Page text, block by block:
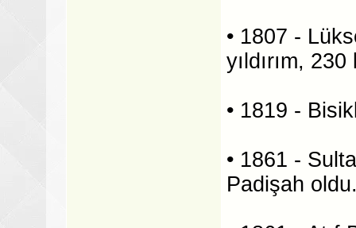
• 1807 -
yıldırım,
• 1819 -
• 1861 -
Padişah